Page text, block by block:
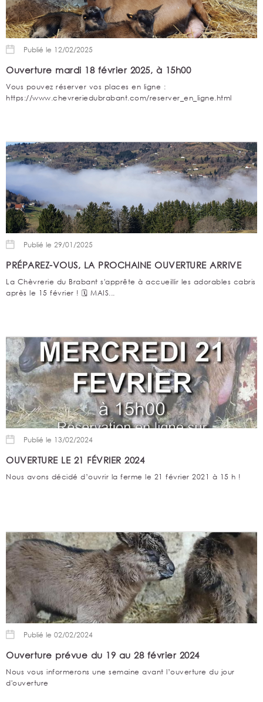
Publié le 12/02/2025
Ouverture mardi 18 février 2025, à 15h00
Vous pouvez réserver vos places en ligne :
https://www.chevreriedubrabant.com/reserver_en_ligne.html
Publié le 29/01/2025
PRÉPAREZ-VOUS, LA PROCHAINE OUVERTURE ARRIVE
La Chèvrerie du Brabant s'apprête à accueillir les adorables cabris
après le 15 février ! 🗓️ MAIS...
Publié le 13/02/2024
OUVERTURE LE 21 FÉVRIER 2024
Nous avons décidé d’ouvrir la ferme le 21 février 2021 à 15 h !
Publié le 02/02/2024
Ouverture prévue du 19 au 28 février 2024
Nous vous informerons une semaine avant l’ouverture du jour
d'ouverture